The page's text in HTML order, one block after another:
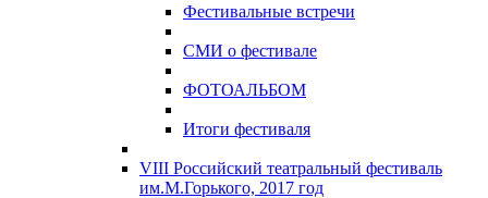
Фестивальные встречи
СМИ о фестивале
ФОТОАЛЬБОМ
Итоги фестиваля
VIII Российский театральный фестиваль
им.М.Горького, 2017 год